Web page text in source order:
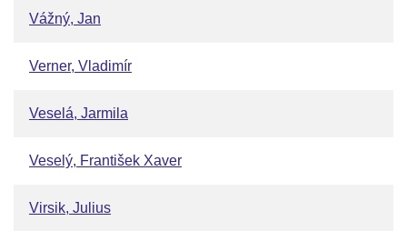
Vážný, Jan
Verner, Vladimír
Veselá, Jarmila
Veselý, František Xaver
Virsik, Julius